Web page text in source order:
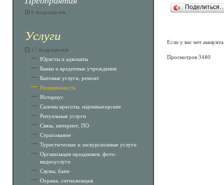
6 подразделов
Услуги
17 подразделов
Юристы и адвокаты
Банки и кредитные учреждения
Бытовые услуги, ремонт
Недвижимость
Нотариус
Салоны красоты, парикмахерские
Ритуальные услуги
Связь, интернет, ПО
Страхование
Туристические и экскурсионные услуги
Организация праздников, фото-
видеоуслуги
Сауны, бани
Охрана, сигнализация
Если у вас нет
Просмотров 3480